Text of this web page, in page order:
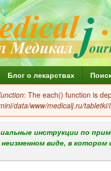
Блог о лекарствах
: The each() function is
data/www/medicalj.ru/
инструкции по
виде, в